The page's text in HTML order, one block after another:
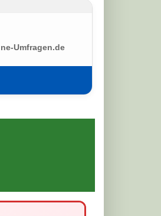
Umfragen.de